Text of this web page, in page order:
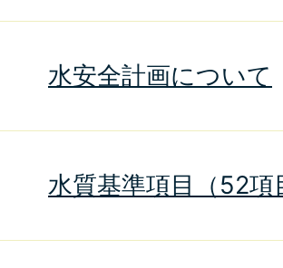
水安全計画について
水質基準項目（52項